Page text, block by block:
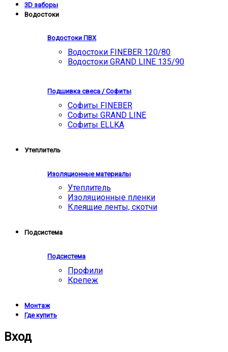
3D заборы
Водостоки
Водостоки ПВХ
Водостоки FINEBER 120/80
Водостоки GRAND LINE 135/90
Подшивка свеса / Софиты
Софиты FINEBER
Софиты GRAND LINE
Софиты ELLKA
Утеплитель
Изоляционные материалы
Утеплитель
Изоляционные пленки
Клеящие ленты, скотчи
Подсистема
Подсистема
Профили
Крепеж
Монтаж
Где купить
Вход